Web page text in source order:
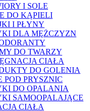
I SOLE
DO KĄPIELI
I PŁYNY
DLA MĘŻCZYZN
DO TWARZY
CIAŁA
DO GOLENIA
POD PRYSZNIC
DO OPALANIA
SAMOOPALAJĄCE
CIAŁA